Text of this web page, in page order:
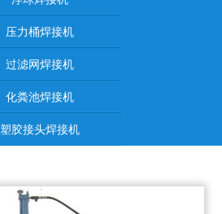
压力桶焊接机
过滤网焊接机
化粪池焊接机
塑胶接头焊接机